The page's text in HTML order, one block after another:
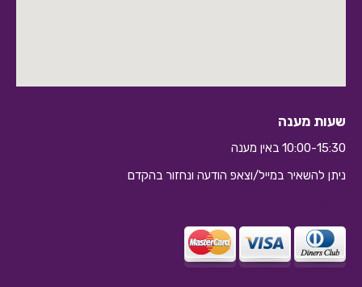
שעות מענה
10:00-15:30 באין מענה
ניתן להשאיר במייל/וצאפ הודעה ונחזור בהקדם